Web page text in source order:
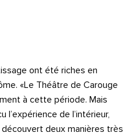
ont été riches en
«Le Théâtre de Carouge
à cette période. Mais
l’expérience de l’intérieur,
deux manières très